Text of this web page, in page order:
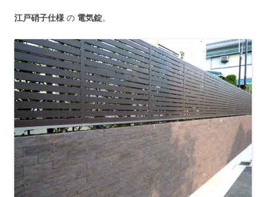
江戸硝子仕様 の 電気錠。